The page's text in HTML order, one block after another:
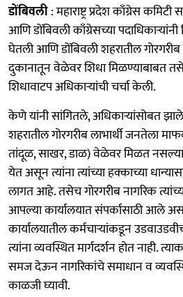
डोंबिवली: महाराष्ट्र प्रदेश काँग्रेस
आणि डोंबिवली काँग्रेसच्या
घेतली आणि डोंबिवली शहरातील
दुकानातून वेळेवर शिधा मिळण्याबाबत
शिधावाटप अधिकाऱ्यांची चर्चा केली.
केणे यांनी सांगितले, अधिकाऱ्यांसोबत
शहरातील गोरगरीब लाभार्थी जनतेला
तांदूळ, साखर, डाळ) वेळेवर मिळत
येत असून त्यांना त्यांच्या हक्काच्या
लागत आहे. तसेच गोरगरीब नागरिक
आपल्या कार्यालयात संपर्कासाठी आले
कार्यालयातील कर्मचाऱ्यांकडून
त्यांना व्यवस्थित मार्गदर्शन होत नाही.
समज देऊन नागरिकांचे समाधान व
काळजी घ्यावी.